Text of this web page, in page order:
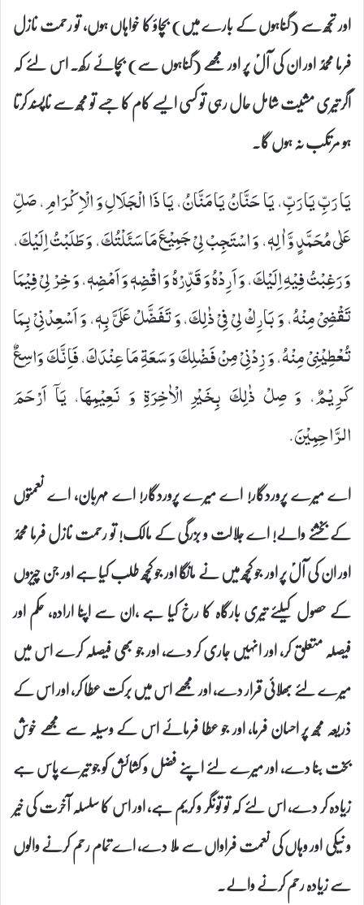
اور تجھ سے (گناہوں کے بارے میں) بچاؤ کا خواہاں ہوں، تو رحمت نازل
فرما محمدؐ اور ان کی آلؑ پر اور مجھے (گناہوں سے) بچائے رکھ۔ اس لئے کہ
اگر تیری مشیت شامل حال رہی تو کسی ایسے کام کا جسے تو مجھ سے ناپسند کرتا
ہو مرتکب نہ ہوں گا۔
یَا رَبِّ یَا رَبِّ، یَا حَنَّانُ یَا مَنَّانُ، یَا ذَا الْجَلَالِ وَ الْاِكْرَامِ، صَلِّ
عَلٰى مُحَمَّدٍ وَّ اٰلِهٖ، وَ اسْتَجِبْ لِیْ جَمِیْعَ مَا سَئَلْتُكَ، وَ طَلَبْتُ اِلَیْكَ،
وَ رَغِبْتُ فِیْهِ اِلَیْكَ، وَ اَرِدْهُ وَ قَدِّرْهُ وَ اقْضِهٖ وَ اَمْضِهٖ، وَ خِرْ لِیْ فِیْمَا
تَقْضِیْ مِنْهُ، وَ بَارِكْ لِیْ فِیْ ذٰلِكَ، وَ تَفَضَّلْ عَلَیَّ بِهٖ، وَ اَسْعِدْنِیْ بِمَا
تُعْطِیْنِیْ مِنْهُ، وَ زِدْنِیْ مِنْ فَضْلِكَ وَ سَعَةِ مَا عِنْدَكَ، فَاِنَّكَ وَاسِعٌ
كَرِیْمٌ، وَ صِلْ ذٰلِكَ‏ بِخَیْرِ الْاٰخِرَةِ وَ نَعِیْمِهَا، یَاۤ اَرْحَمَ
الرَّاحِمِیْنَ.
اے میرے پروردگار! اے میرے پروردگار! اے مہربان، اے نعمتوں
کے بخشنے والے! اے جلالت و بزرگی کے مالک! تو رحمت نازل فرما محمدؐ
اور ان کی آلؑ پر اور جو کچھ میں نے مانگا اور جو کچھ طلب کیا ہے اور جن چیزوں
کے حصول کیلئے تیری بارگاہ کا رخ کیا ہے ،ان سے اپنا ارادہ، حکم اور
فیصلہ متعلق کر، اور انہیں جاری کر دے، اور جو بھی فیصلہ کرے اس میں
میرے لئے بھلائی قرار دے، اور مجھے اس میں برکت عطا کر، اور اس کے
ذریعہ مجھ پر احسان فرما، اور جو عطا فرمائے اس کے وسیلہ سے مجھے خوش
بخت بنا دے، اور میرے لئے اپنے فضل و کشائش کو جو تیرے پاس ہے
زیادہ کر دے، اس لئے کہ تو تونگر و کریم ہے، اور اس کا سلسلہ آخرت کی خیر
و نیکی اور وہاں کی نعمت فراواں سے ملا دے، اے تمام رحم کرنے والوں
سے زیادہ رحم کرنے والے۔